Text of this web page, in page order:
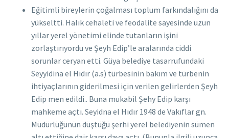
Eğitimli bireylerin çoğalması toplum farkındalığını da
yükseltti. Halık cehaleti ve feodalite sayesinde uzun
yıllar yerel yönetimi elinde tutanların işini
zorlaştırıyordu ve Şeyh Edip’le aralarında ciddi
sorunlar ceryan etti. Güya belediye tasarrufundaki
Seyyidina el Hıdır (a.s) türbesinin bakım ve türbenin
ihtiyaçlarının giderilmesi için verilen gelirlerden Şeyh
Edip men edildi.. Buna mukabil Şehy Edip karşı
mahkeme açtı. Seyidna el Hıdır 1948 de Vakıflar gn.
Müdürlüğünün düştüğü şerhi yerel belediyenin sümen